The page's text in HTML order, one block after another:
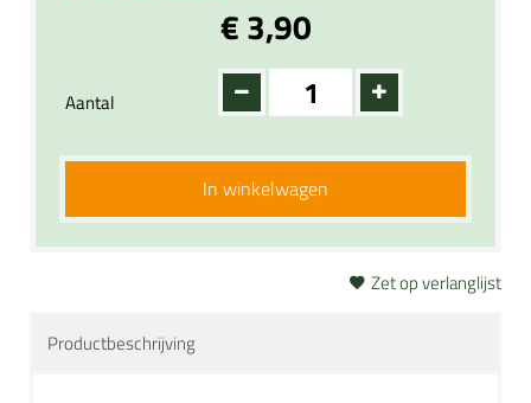
€ 3,90
Aantal
In winkelwagen
Zet op verlanglijst
Productbeschrijving